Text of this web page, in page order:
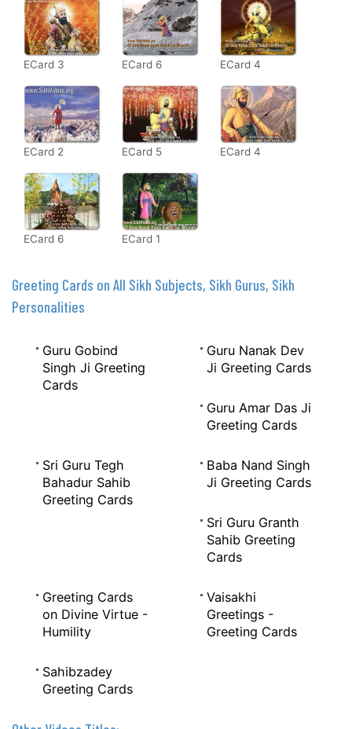
ECard 3 ECard 6 ECard 4
ECard 2 ECard 5 ECard 4
ECard 6 ECard 1
Greeting Cards on All Sikh Subjects, Sikh Gurus, Sikh
Personalities
Guru Gobind
Singh Ji Greeting
Cards
Guru Nanak Dev
Ji Greeting Cards
Guru Amar Das Ji
Greeting Cards
Sri Guru Tegh
Bahadur Sahib
Greeting Cards
Baba Nand Singh
Ji Greeting Cards
Sri Guru Granth
Sahib Greeting
Cards
Greeting Cards
on Divine Virtue -
Humility
Vaisakhi
Greetings -
Greeting Cards
Sahibzadey
Greeting Cards